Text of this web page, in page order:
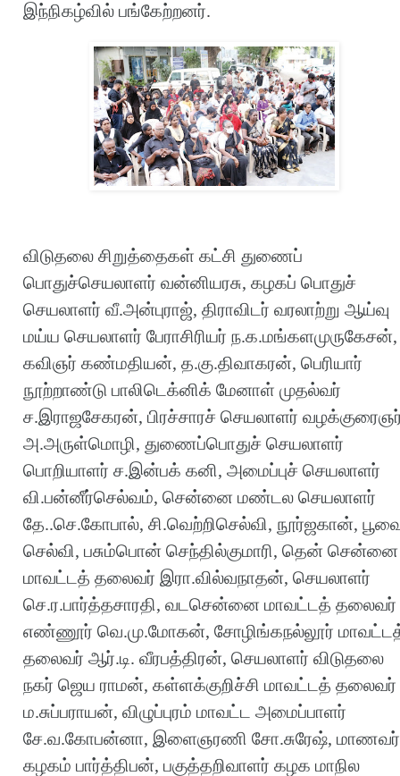
இந்நிகழ்வில் பங்கேற்றனர்.
விடுதலை சிறுத்தைகள் கட்சி துணைப்
பொதுச்செயலாளர் வன்னியரசு, கழகப் பொதுச்
செயலாளர் வீ.அன்புராஜ், திராவிடர் வரலாற்று ஆய்வு
மய்ய செயலாளர் பேராசிரியர் ந.க.மங்களமுருகேசன்,
கவிஞர் கண்மதியன், த.கு.திவாகரன், பெரியார்
நூற்றாண்டு பாலிடெக்னிக் மேனாள் முதல்வர்
ச.இராஜசேகரன், பிரச்சாரச் செயலாளர்
அ.அருள்மொழி, துணைப்பொதுச் செயலாளர்
பொறியாளர் ச.இன்பக் கனி, அமைப்புச் செயலாளர்
வி.பன்னீர்செல்வம், சென்னை மண்டல செயலாளர்
தே..செ.கோபால், சி.வெற்றிசெல்வி, நூர்ஜகான்,
செல்வி, பசும்பொன் செந்தில்குமாரி, தென் சென்னை
மாவட்டத் தலைவர் இரா.வில்வநாதன், செயலாளர்
செ.ர.பார்த்தசாரதி, வடசென்னை மாவட்டத் தலைவர்
எண்ணூர் வெ.மு.மோகன், சோழிங்கநல்லூர்
தலைவர் ஆர்.டி. வீரபத்திரன், செயலாளர் விடுதலை
நகர் ஜெய ராமன், கள்ளக்குறிச்சி மாவட்டத் தலைவர்
ம.சுப்பராயன், விழுப்புரம் மாவட்ட அமைப்பாளர்
சே.வ.கோபன்னா, இளைஞரணி சோ.சுரேஷ், மாணவர்
கழகம் பார்த்திபன், பகுத்தறிவாளர் கழக மாநில